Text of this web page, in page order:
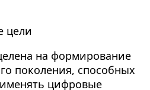
цели
на формирование
поколения, способных
цифровые